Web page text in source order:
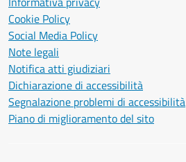
Cookie Policy
Social Media Policy
Note legali
Notifica atti giudiziari
Dichiarazione di accessibilità
Segnalazione problemi di accessibilità
Piano di miglioramento del sito